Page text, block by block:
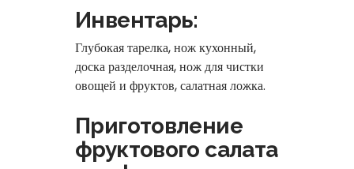
Инвентарь:
Глубокая тарелка, нож кухонный,
доска разделочная, нож для чистки
овощей и фруктов, салатная ложка.
Приготовление
фруктового салата